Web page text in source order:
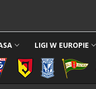
LIGI W EUROPIE